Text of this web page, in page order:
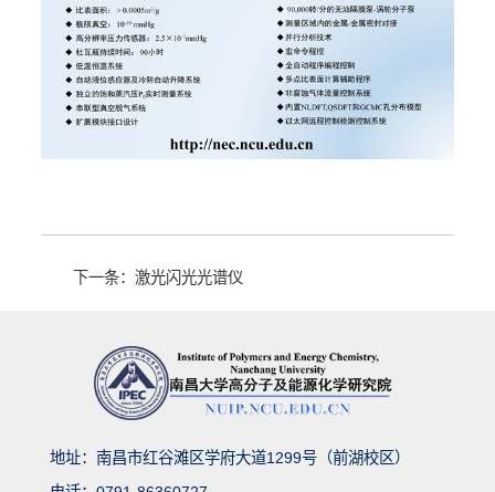
下一条：激光闪光光谱仪
地址：南昌市红谷滩区学府大道1299号（前湖校区）